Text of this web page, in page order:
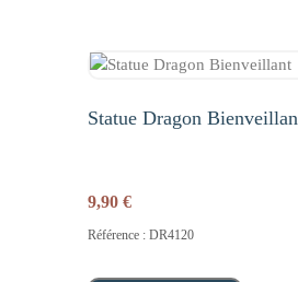
Statue Dragon
9,90 €
Référence : DR4120